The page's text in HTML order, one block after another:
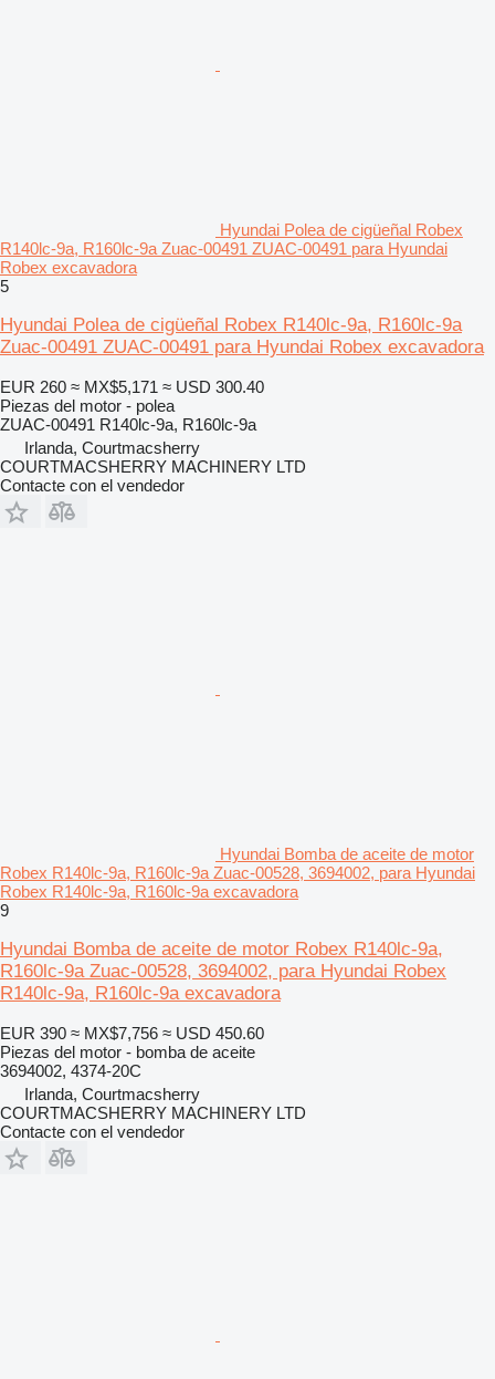
Hyundai Polea de cigüeñal Robex
R140lc-9a, R160lc-9a Zuac-00491 ZUAC-00491 para Hyundai
Robex excavadora
5
Hyundai Polea de cigüeñal Robex R140lc-9a, R160lc-9a
Zuac-00491 ZUAC-00491 para Hyundai Robex excavadora
EUR 260 ≈ MX$5,171 ≈ USD 300.40
Piezas del motor - polea
ZUAC-00491 R140lc-9a, R160lc-9a
Irlanda, Courtmacsherry
COURTMACSHERRY MACHINERY LTD
Contacte con el vendedor
Hyundai Bomba de aceite de motor
Robex R140lc-9a, R160lc-9a Zuac-00528, 3694002, para Hyundai
Robex R140lc-9a, R160lc-9a excavadora
9
Hyundai Bomba de aceite de motor Robex R140lc-9a,
R160lc-9a Zuac-00528, 3694002, para Hyundai Robex
R140lc-9a, R160lc-9a excavadora
EUR 390 ≈ MX$7,756 ≈ USD 450.60
Piezas del motor - bomba de aceite
3694002, 4374-20C
Irlanda, Courtmacsherry
COURTMACSHERRY MACHINERY LTD
Contacte con el vendedor